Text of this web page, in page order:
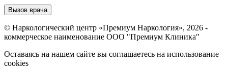
Вызов врача
© Наркологический центр «Премиум Наркология», 2026 -
коммерческое наименование ООО "Премиум Клиника"
Оставаясь на нашем сайте вы соглашаетесь на использование
cookies